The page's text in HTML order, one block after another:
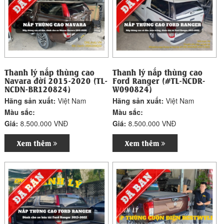
Thanh lý nắp thùng cao
Navara đời 2015-2020 (TL-
NCDN-BR120824)
Hãng sản xuất:Việt Nam
Màu sắc:
Giá:8.500.000 VNĐ
Xem thêm
Thanh lý nắp thùng cao
Ford Ranger (#TL-NCDR-
W090824)
Hãng sản xuất:Việt Nam
Màu sắc:
Giá:8.500.000 VNĐ
Xem thêm